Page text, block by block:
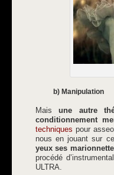
b) Manipulation
Maisune autre
conditionnement
techniques pour
nous en jouant sur
yeux ses
procédé
ULTRA.